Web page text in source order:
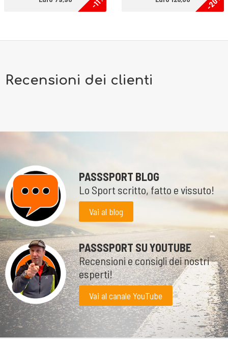
genere off-road e cerca comfort e una buona ammortizzazione.
Recensioni dei clienti
PASSSPORT BLOG
Lo Sport scritto, fatto e vissuto!
Vai al blog
PASSSPORT SU YOUTUBE
Recensioni e consigli dei nostri
esperti!
Vai al canale YouTube